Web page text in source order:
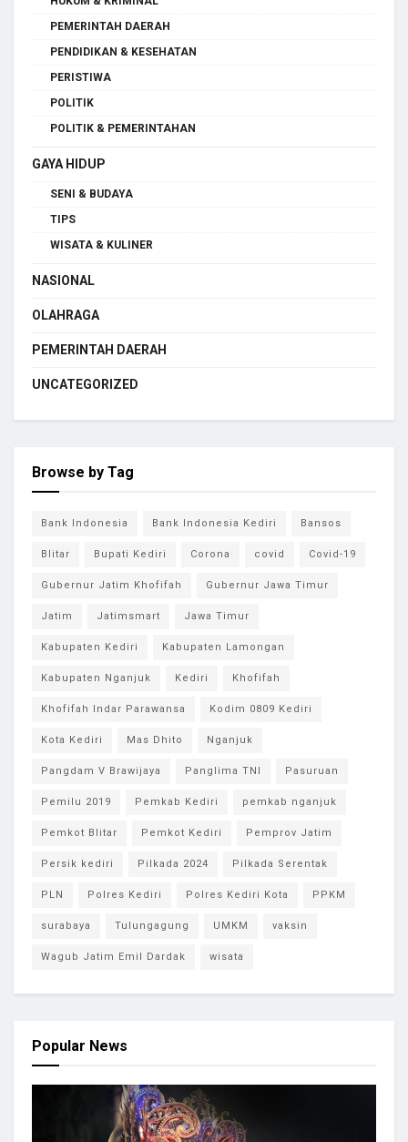
PEMERINTAH DAERAH
PENDIDIKAN & KESEHATAN
PERISTIWA
POLITIK
POLITIK & PEMERINTAHAN
GAYA HIDUP
SENI & BUDAYA
TIPS
WISATA & KULINER
NASIONAL
OLAHRAGA
PEMERINTAH DAERAH
UNCATEGORIZED
Browse by Tag
Bank Indonesia Bank Indonesia Kediri Bansos
Blitar Bupati Kediri Corona covid Covid-19
Gubernur Jatim Khofifah Gubernur Jawa Timur
Jatim Jatimsmart Jawa Timur
Kabupaten Kediri Kabupaten Lamongan
Kabupaten Nganjuk Kediri Khofifah
Khofifah Indar Parawansa Kodim 0809 Kediri
Kota Kediri Mas Dhito Nganjuk
Pangdam V Brawijaya Panglima TNI Pasuruan
Pemilu 2019 Pemkab Kediri pemkab nganjuk
Pemkot Blitar Pemkot Kediri Pemprov Jatim
Persik kediri Pilkada 2024 Pilkada Serentak
PLN Polres Kediri Polres Kediri Kota PPKM
surabaya Tulungagung UMKM vaksin
Wagub Jatim Emil Dardak wisata
Popular News